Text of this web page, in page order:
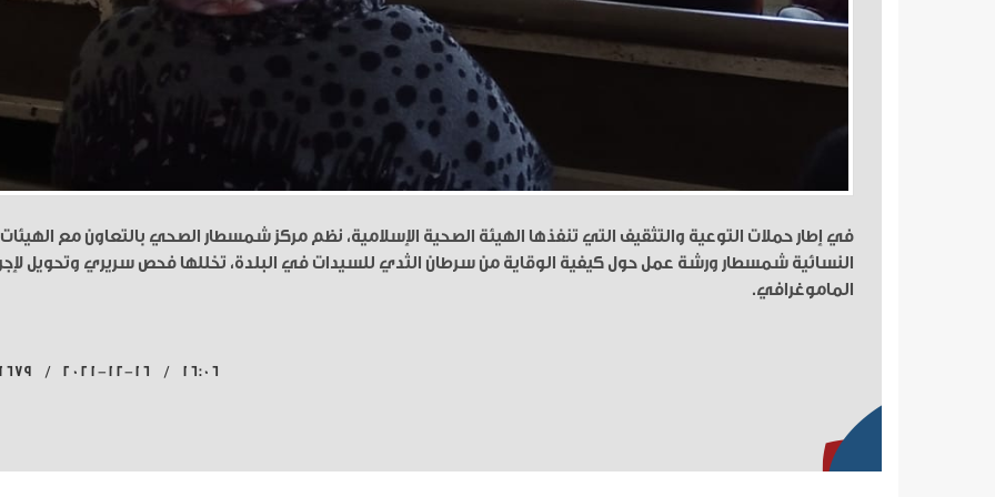
في إطار حملات التوعية والتثقيف التي تنفذها الهيئة الصحية الإسلامية، نظم مركز شمسطار الصحي بالتعاون مع الهيئات
النسائية شمسطار ورشة عمل حول كيفية الوقاية من سرطان الثدي للسيدات في البلدة، تخللها فحص سريري وتحويل
الماموغرافي.
16:06 / 2021-12-16 / 1679 قراءة